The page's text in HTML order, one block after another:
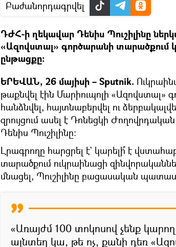
Բաժանորդագրվել
ԴԺՀ-ի ղեկավար Դենիս Պուշիլինը
«Ազովստալ» գործարանի
ընթացքը։
ԵՐԵՎԱՆ, 26 մայիսի – Sputnik.
թաքնվել էին Մարիուպոլի «Ազովստալ»
հանձնվել, հայտնաբերվել ու
զրույցում ասել է Դոնեցկի
Դենիս Պուշիլինը։
Լրագրողը հարցրել է` կարելի՞ է
տարածքում ուկրաինացի
մնացել, Պուշիլինը բացասական
«Առայժմ 100 տոկոսով չենք կարող
այնտեղ կա, թե ոչ, քանի դեռ